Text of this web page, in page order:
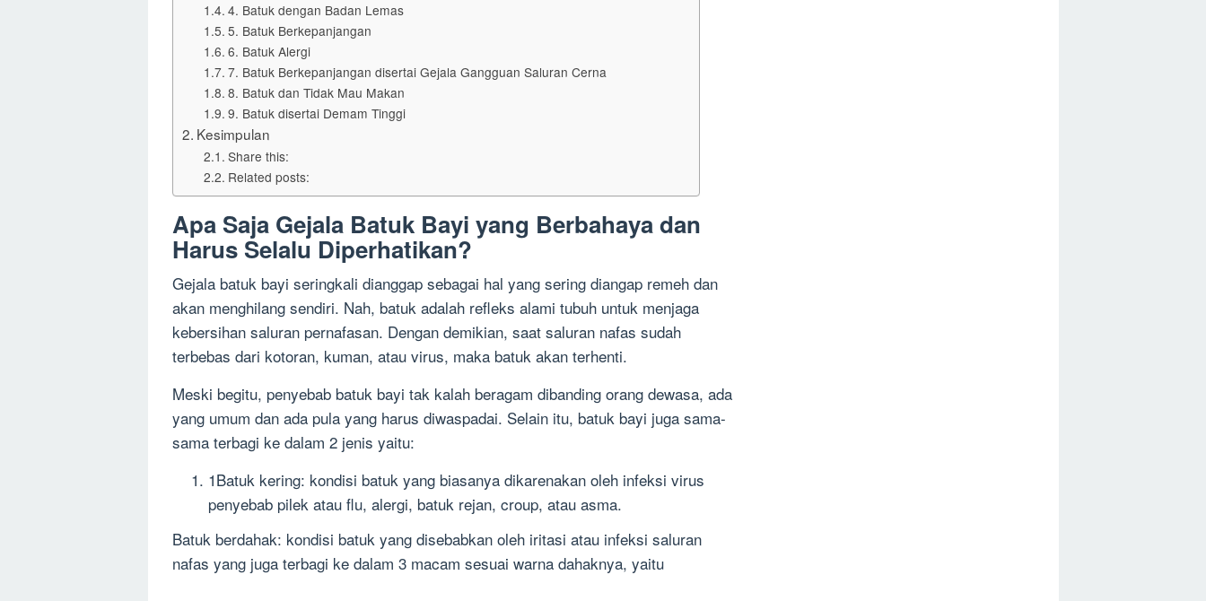
4. Batuk dengan Badan Lemas
5. Batuk Berkepanjangan
6. Batuk Alergi
7. Batuk Berkepanjangan disertai Gejala Gangguan Saluran Cerna
8. Batuk dan Tidak Mau Makan
9. Batuk disertai Demam Tinggi
Kesimpulan
Share this:
Related posts:
Apa Saja Gejala Batuk Bayi yang Berbahaya dan
Harus Selalu Diperhatikan?
Gejala batuk bayi seringkali dianggap sebagai hal yang sering diangap remeh dan
akan menghilang sendiri. Nah, batuk adalah refleks alami tubuh untuk menjaga
kebersihan saluran pernafasan. Dengan demikian, saat saluran nafas sudah
terbebas dari kotoran, kuman, atau virus, maka batuk akan terhenti.
Meski begitu, penyebab batuk bayi tak kalah beragam dibanding orang dewasa, ada
yang umum dan ada pula yang harus diwaspadai. Selain itu, batuk bayi juga sama-
sama terbagi ke dalam 2 jenis yaitu:
1Batuk kering: kondisi batuk yang biasanya dikarenakan oleh infeksi virus
penyebab pilek atau flu, alergi, batuk rejan, croup, atau asma.
Batuk berdahak: kondisi batuk yang disebabkan oleh iritasi atau infeksi saluran
nafas yang juga terbagi ke dalam 3 macam sesuai warna dahaknya, yaitu